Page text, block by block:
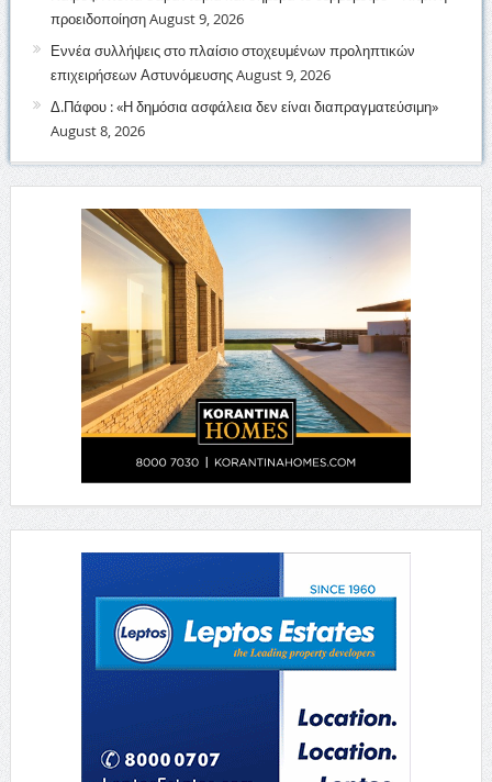
προειδοποίησηAugust 9, 2026
Εννέα συλλήψεις στο πλαίσιο στοχευμένων προληπτικών
επιχειρήσεων ΑστυνόμευσηςAugust 9, 2026
Δ.Πάφου : «Η δημόσια ασφάλεια δεν είναι διαπραγματεύσιμη»
August 8, 2026